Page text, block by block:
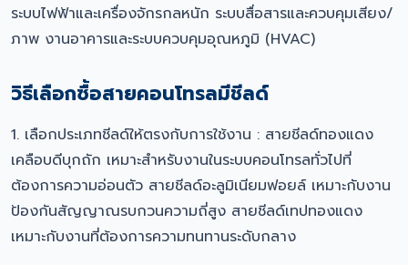
ระบบไฟฟ้าและเครื่องจักรกลหนัก ระบบสื่อสารและควบคุมเสียง/
ภาพ งานอาคารและระบบควบคุมอุณหภูมิ (HVAC)
วิธีเลือกซื้อสายคอนโทรลมีชีลด์
1. เลือกประเภทชีลด์ให้ตรงกับการใช้งาน : สายชีลด์ทองแดง
เคลือบดีบุกถัก เหมาะสำหรับงานในระบบคอนโทรลทั่วไปที่
ต้องการความอ่อนตัว สายชีลด์อะลูมิเนียมฟอยล์ เหมาะกับงาน
ป้องกันสัญญาณรบกวนความถี่สูง สายชีลด์เทปทองแดง
เหมาะกับงานที่ต้องการความทนทานระดับกลาง